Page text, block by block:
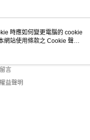
資訊
言
益聲明
時應如何變更電腦的 cookie
網站使用條款之 Cookie 聲明